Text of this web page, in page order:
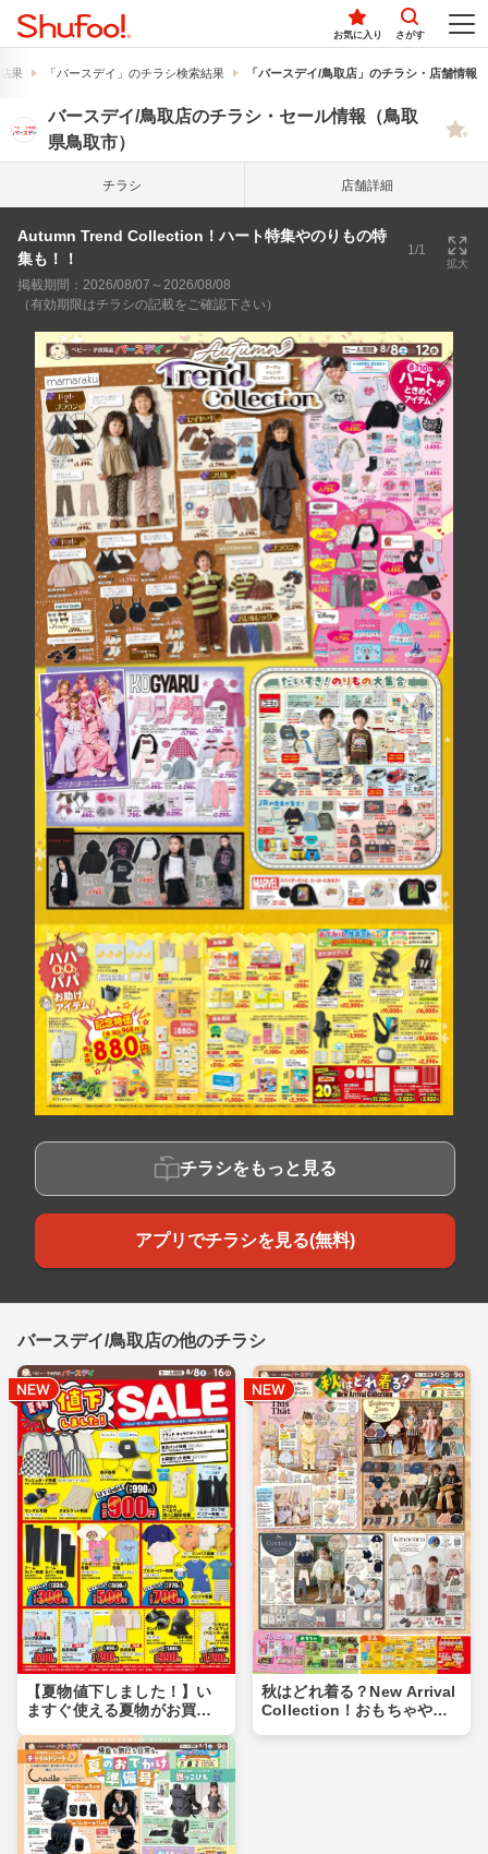
お気に入り さがす
果 「バースデイ」のチラシ検索結果 「バースデイ/鳥取店」のチラシ・店舗情報
バースデイ/鳥取店のチラシ・セール情報（鳥取
県鳥取市）
チラシ 店舗詳細
Autumn Trend Collection！ハート特集やのりもの特
集も！！
1/1
拡大
掲載期間：2026/08/07～2026/08/08
（有効期限はチラシの記載をご確認下さい）
チラシをもっと見る
アプリでチラシを見る(無料)
バースデイ/鳥取店の他のチラシ
【夏物値下しました！】い
ますぐ使える夏物がお買い
チャンス！
秋はどれ着る？New Arrival
Collection！おもちゃや食